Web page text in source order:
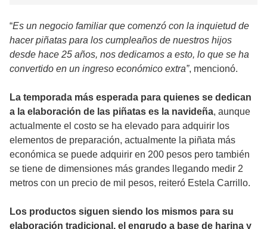
“Es un negocio familiar que comenzó con la inquietud de
hacer piñatas para los cumpleaños de nuestros hijos
desde hace 25 años, nos dedicamos a esto, lo que se ha
convertido en un ingreso económico extra”, mencionó.
La temporada más esperada para quienes se dedican
a la elaboración de las piñatas es la navideña, aunque
actualmente el costo se ha elevado para adquirir los
elementos de preparación, actualmente la piñata más
económica se puede adquirir en 200 pesos pero también
se tiene de dimensiones más grandes llegando medir 2
metros con un precio de mil pesos, reiteró Estela Carrillo.
Los productos siguen siendo los mismos para su
elaboración tradicional, el engrudo a base de harina y